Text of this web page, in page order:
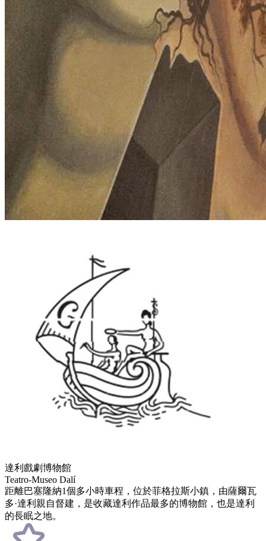
達利戲劇博物館
Teatro-Museo Dalí
距離巴塞隆納1個多小時車程，位於菲格拉斯小鎮，由薩爾瓦
多·達利親自督建，是收藏達利作品最多的博物館，也是達利
的長眠之地。